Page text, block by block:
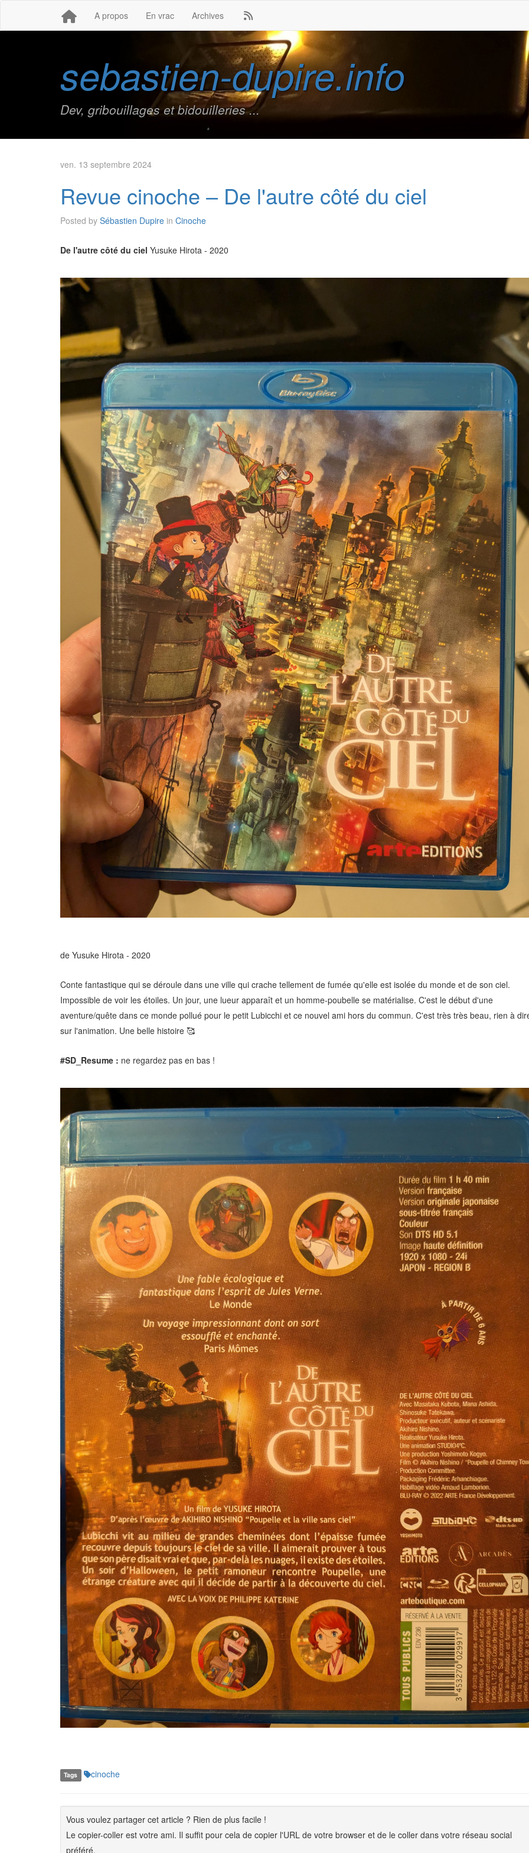
A propos En vrac Archives
sebastien-dupire.info
Dev, gribouillages et bidouilleries ...
ven. 13 septembre 2024
Revue cinoche – De l'autre côté du ciel
Posted by Sébastien Dupire in Cinoche
De l'autre côté du ciel Yusuke Hirota - 2020
de Yusuke Hirota - 2020
Conte fantastique qui se déroule dans une ville qui crache tellement de fumée qu'elle est isolée du monde et de son ciel.
Impossible de voir les étoiles. Un jour, une lueur apparaît et un homme-poubelle se matérialise. C'est le début d'une
aventure/quête dans ce monde pollué pour le petit Lubicchi et ce nouvel ami hors du commun. C'est très très beau, rien à
sur l'animation. Une belle histoire 🥰
#SD_Resume : ne regardez pas en bas !
Tags cinoche
Vous voulez partager cet article ? Rien de plus facile !
Le copier-coller est votre ami. Il suffit pour cela de copier l'URL de votre browser et de le coller dans votre réseau social
préféré.